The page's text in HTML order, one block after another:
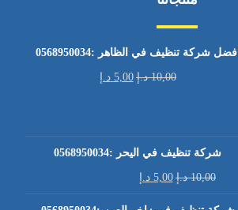
افضل شركة تنظيف في الظاهر :0568950034
10,00 د.إ 5,00 د.إ
شركة تنظيف في اليحر :0568950034
10,00 د.إ 5,00 د.إ